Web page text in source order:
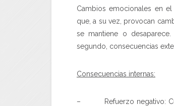
Cambios emocionales en
que, a su vez, provocan
se mantiene o
segundo, consecuencias
Consecuencias internas:
– Refuerzo negativo: